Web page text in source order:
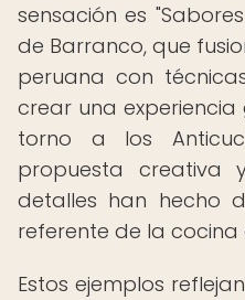
sensación es
de Barranco, que
peruana con
crear una
torno a los
propuesta creativa
detalles han hecho
referente de la
Estos ejemplos